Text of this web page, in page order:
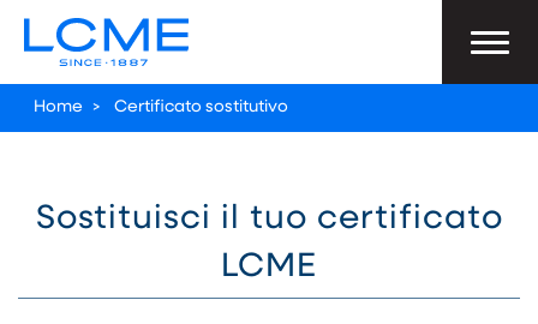
Home > Certificato sostitutivo
Sostituisci il tuo certificato
LCME